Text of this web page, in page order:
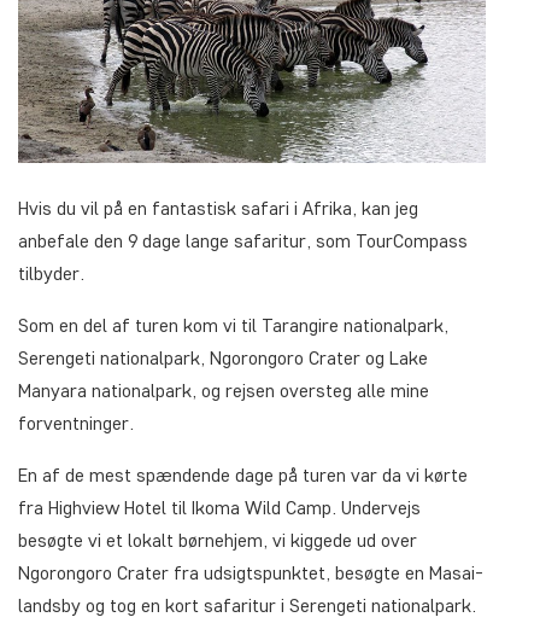
Hvis du vil på en fantastisk safari i Afrika, kan jeg
anbefale den 9 dage lange safaritur, som TourCompass
tilbyder.
Som en del af turen kom vi til Tarangire nationalpark,
Serengeti nationalpark, Ngorongoro Crater og Lake
Manyara nationalpark, og rejsen oversteg alle mine
forventninger.
En af de mest spændende dage på turen var da vi kørte
fra Highview Hotel til Ikoma Wild Camp. Undervejs
besøgte vi et lokalt børnehjem, vi kiggede ud over
Ngorongoro Crater fra udsigtspunktet, besøgte en Masai-
landsby og tog en kort safaritur i Serengeti nationalpark.